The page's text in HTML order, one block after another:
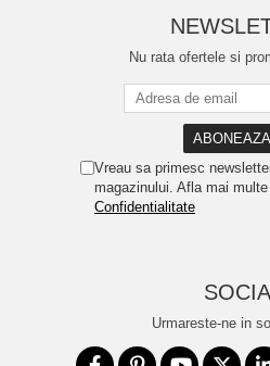
Nu rata ofertele si
Vreau sa primesc
magazinului. Afla mai
Confidentialitate
Urmareste-ne in